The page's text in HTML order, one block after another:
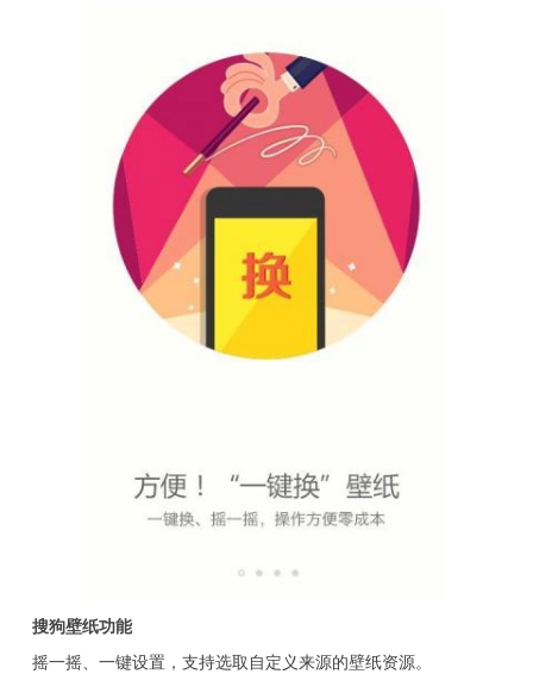
搜狗壁纸功能
摇一摇、一键设置，支持选取自定义来源的壁纸资源。